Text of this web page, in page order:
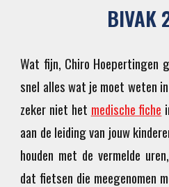
BIVAK
Wat fijn, Chiro Hoepertingen
snel alles wat je moet weten
zeker niet het medische fiche
aan de leiding van jouw
houden met de vermelde
dat fietsen die meegenomen